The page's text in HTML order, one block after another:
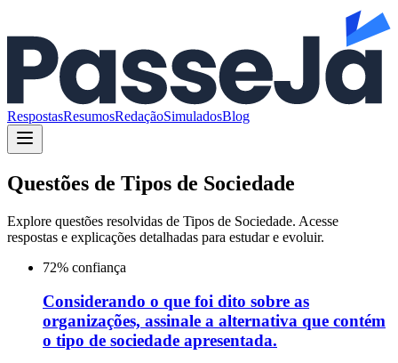
RespostasResumosRedaçãoSimuladosBlog
Questões de Tipos de Sociedade
Explore questões resolvidas de Tipos de Sociedade. Acesse
respostas e explicações detalhadas para estudar e evoluir.
72% confiança
Considerando o que foi dito sobre as
organizações, assinale a alternativa que contém
o tipo de sociedade apresentada.